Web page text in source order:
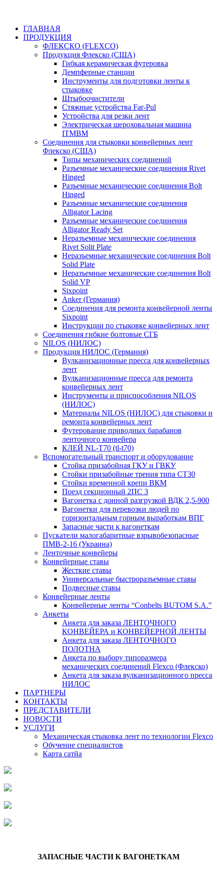
ГЛАВНАЯ
ПРОДУКЦИЯ
ФЛЕКСКО (FLEXCO)
Продукция Флекско (США)
Гибкая керамическая футеровка
Демпферные станции
Инструменты для подготовки ленты к
стыковке
Штыбоочистители
Стяжные устройства Far-Pul
Устройства для резки лент
Электрическая шероховальная машина
ITMBM
Соединения для стыковки конвейерных лент
Флекско (США)
Типы механических соединений
Разъемные механические соединения Rivet
Hinged
Разъемные механические соединения Bolt
Hinged
Разъемные механические соединения
Alligator Lacing
Разъемные механические соединения
Alligator Ready Set
Неразъемные механические соединения
Rivet Solit Plate
Неразъемные механические соединения Bolt
Solid Plate
Неразъемные механические соединения Bolt
Solid VP
Sixpoint
Anker (Германия)
Соединения для ремонта конвейерной ленты
Sixpoint
Инструкции по стыковке конвейерных лент
Соединения гибкие болтовые СГБ
NILOS (НИЛОС)
Продукция НИЛОС (Германия)
Вулканизационные пресса для конвейерных
лент
Вулканизационные пресса для ремонта
конвейерных лент
Инструменты и приспособления NILOS
(НИЛОС)
Материалы NILOS (НИЛОС) для стыковки и
ремонта конвейерных лент
Футерование приводных барабанов
ленточного конвейера
КЛЕЙ NL-T70 (tl-t70)
Вспомогательный транспорт и оборудование
Стойка призабойная ГКУ и ГВКУ
Стойки призабойные трения типа CT30
Стойки временной крепи ВКМ
Поезд секционный 2ПС 3
Вагонетка с донной разгрузкой ВДК 2,5-900
Вагонетки для перевозки людей по
горизонтальным горным выработкам ВПГ
Запасные части к вагонеткам
Пускатели малогабаритные взрывобезопасные
ПМВ-2-16 (Украина)
Ленточные конвейеры
Конвейерные ставы
Жесткие ставы
Универсальные быстроразъемные ставы
Подвесные ставы
Конвейерные ленты
Конвейерные ленты “Conbelts BUTOM S.A.”
Анкеты
Анкета для заказа ЛЕНТОЧНОГО
КОНВЕЙЕРА и КОНВЕЙЕРНОЙ ЛЕНТЫ
Анкета для заказа ЛЕНТОЧНОГО
ПОЛОТНА
Анкета по выбору типоразмера
механических соединений Flexco (Флекско)
Анкета для заказа вулканизационного пресса
НИЛОС
ПАРТНЕРЫ
КОНТАКТЫ
ПРЕДСТАВИТЕЛИ
НОВОСТИ
УСЛУГИ
Механическая стыковка лент по технологии Flexco
Обучение специалистов
Карта сатйа
ЗАПАСНЫЕ ЧАСТИ К ВАГОНЕТКАМ